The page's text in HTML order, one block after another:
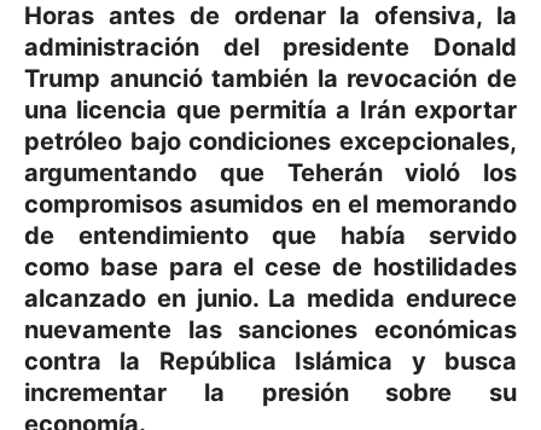
Horas antes de ordenar la ofensiva, la
administración del presidente Donald
Trump anunció también la revocación de
una licencia que permitía a Irán exportar
petróleo bajo condiciones excepcionales,
argumentando que Teherán violó los
compromisos asumidos en el memorando
de entendimiento que había servido
como base para el cese de hostilidades
alcanzado en junio. La medida endurece
nuevamente las sanciones económicas
contra la República Islámica y busca
incrementar la presión sobre su